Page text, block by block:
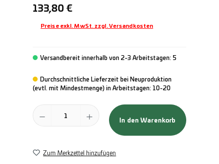
Regulärer Preis:
133,80 €
Preise exkl. MwSt. zzgl. Versandkosten
Versandbereit innerhalb von 2-3 Arbeitstagen: 5
Durchschnittliche Lieferzeit bei Neuproduktion
(evtl. mit Mindestmenge) in Arbeitstagen: 10-20
Produkt Anzahl: Gib den gewünschten Wert ein oder benutze die
In den Warenkorb
Zum Merkzettel hinzufügen